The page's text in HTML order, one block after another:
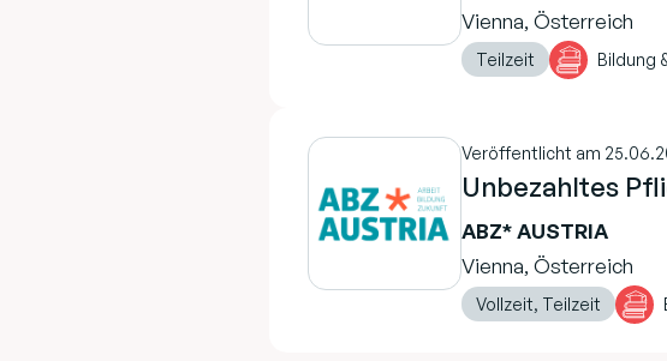
Vienna, Österreich
Teilzeit Bildung
Veröffentlicht am
Unbezahltes
ABZ* AUSTRIA
Vienna, Österreich
Vollzeit, Teilzeit